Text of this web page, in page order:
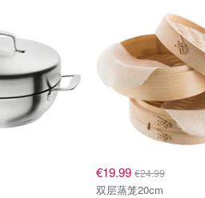
€19.99 €24.99
双层蒸笼20cm